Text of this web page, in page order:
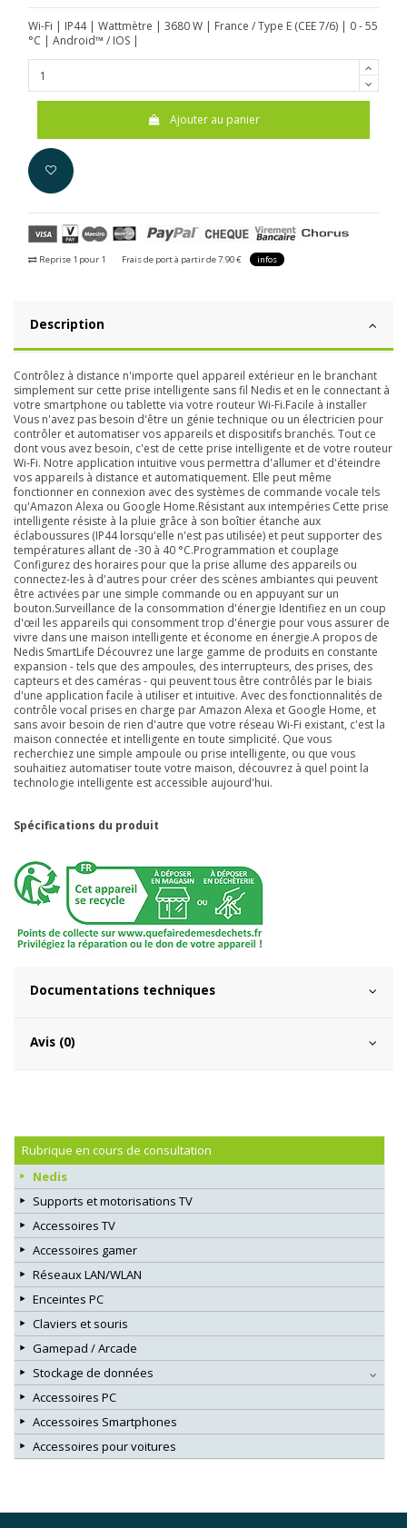
Wi-Fi | IP44 | Wattmètre | 3680 W | France / Type E (CEE 7/6) | 0 - 55
°C | Android™ / IOS |
Ajouter au panier
Reprise 1 pour 1 Frais de port à partir de 7.90 € infos
Description
Contrôlez à distance n'importe quel appareil extérieur en le branchant
simplement sur cette prise intelligente sans fil Nedis et en le connectant à
votre smartphone ou tablette via votre routeur Wi-Fi.Facile à installer
Vous n'avez pas besoin d'être un génie technique ou un électricien pour
contrôler et automatiser vos appareils et dispositifs branchés. Tout ce
dont vous avez besoin, c'est de cette prise intelligente et de votre routeur
Wi-Fi. Notre application intuitive vous permettra d'allumer et d'éteindre
vos appareils à distance et automatiquement. Elle peut même
fonctionner en connexion avec des systèmes de commande vocale tels
qu'Amazon Alexa ou Google Home.Résistant aux intempéries Cette prise
intelligente résiste à la pluie grâce à son boîtier étanche aux
éclaboussures (IP44 lorsqu'elle n'est pas utilisée) et peut supporter des
températures allant de -30 à 40 °C.Programmation et couplage
Configurez des horaires pour que la prise allume des appareils ou
connectez-les à d'autres pour créer des scènes ambiantes qui peuvent
être activées par une simple commande ou en appuyant sur un
bouton.Surveillance de la consommation d'énergie Identifiez en un coup
d'œil les appareils qui consomment trop d'énergie pour vous assurer de
vivre dans une maison intelligente et économe en énergie.A propos de
Nedis SmartLife Découvrez une large gamme de produits en constante
expansion - tels que des ampoules, des interrupteurs, des prises, des
capteurs et des caméras - qui peuvent tous être contrôlés par le biais
d'une application facile à utiliser et intuitive. Avec des fonctionnalités de
contrôle vocal prises en charge par Amazon Alexa et Google Home, et
sans avoir besoin de rien d'autre que votre réseau Wi-Fi existant, c'est la
maison connectée et intelligente en toute simplicité. Que vous
recherchiez une simple ampoule ou prise intelligente, ou que vous
souhaitiez automatiser toute votre maison, découvrez à quel point la
technologie intelligente est accessible aujourd'hui.
Spécifications du produit
Documentations techniques
Avis (0)
Rubrique en cours de consultation
Nedis
Supports et motorisations TV
Accessoires TV
Accessoires gamer
Réseaux LAN/WLAN
Enceintes PC
Claviers et souris
Gamepad / Arcade
Stockage de données
Accessoires PC
Accessoires Smartphones
Accessoires pour voitures